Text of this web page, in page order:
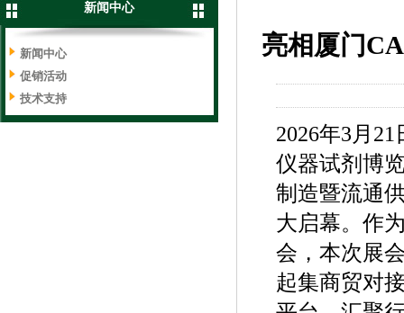
新闻中心
新闻中心
促销活动
技术支持
亮相厦门
2026年3月
仪器试剂博
制造暨流通
大启幕。作
会，本次展
起集商贸对